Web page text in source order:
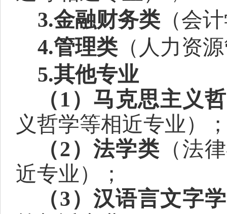
3.金融财务类 （会
4.管理类 （人力资
5.其他专业
（1 ） 马克思主义
义哲学等相近专业）
（2）法学类 （法
近专业）
；
（3）汉语言文字学